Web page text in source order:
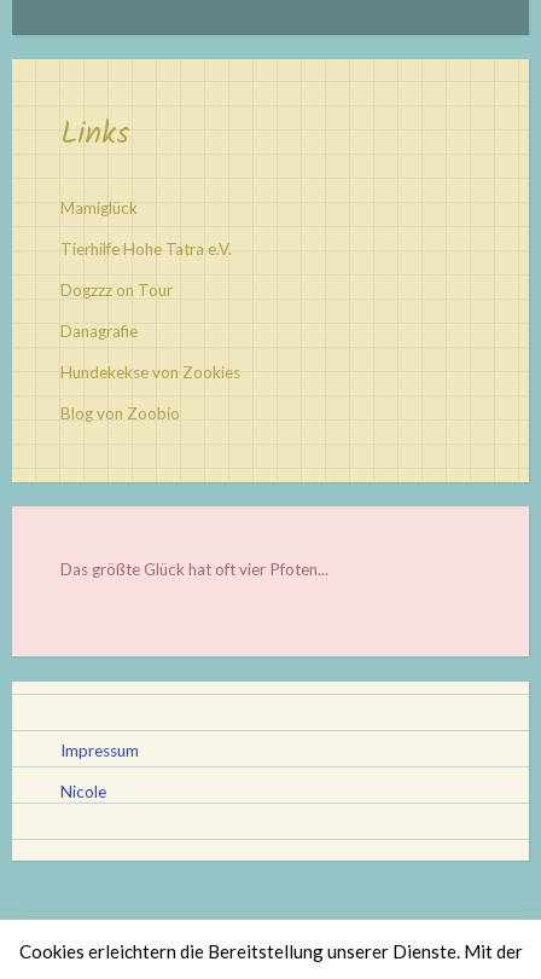
Links
Mamiglück
Tierhilfe Hohe Tatra e.V.
Dogzzz on Tour
Danagrafie
Hundekekse von Zookies
Blog von Zoobio
Das größte Glück hat oft vier Pfoten...
Impressum
Nicole
Cookies erleichtern die Bereitstellung unserer Dienste. Mit der